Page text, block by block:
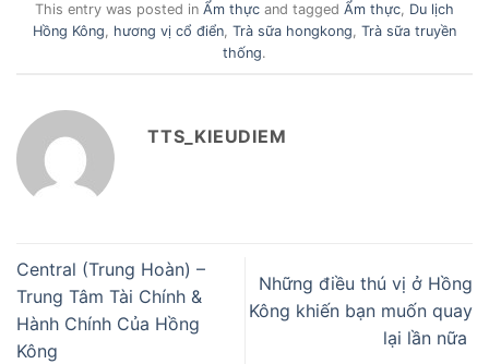
This entry was posted in Ẩm thực and tagged Ẩm thực, Du lịch
Hồng Kông, hương vị cổ điển, Trà sữa hongkong, Trà sữa truyền
thống.
TTS_KIEUDIEM
Central (Trung Hoàn) –
Trung Tâm Tài Chính &
Hành Chính Của Hồng
Kông
Những điều thú vị ở Hồng
Kông khiến bạn muốn quay
lại lần nữa